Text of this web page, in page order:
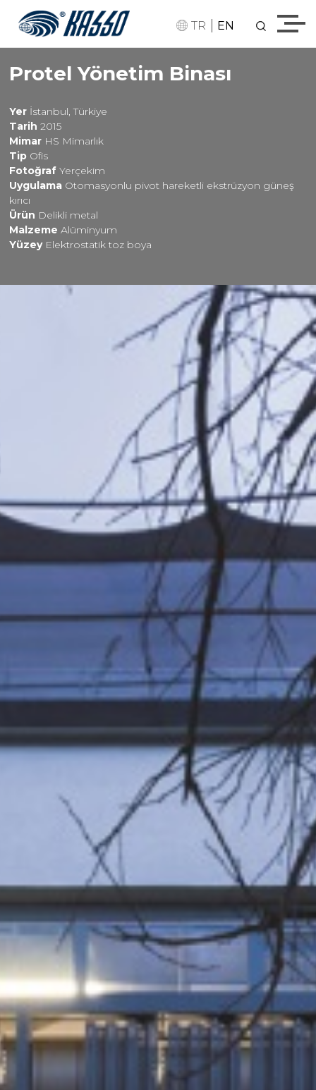
TR | EN
Protel Yönetim Binası
Yer İstanbul, Türkiye
Tarih 2015
Mimar HS Mimarlık
Tip Ofis
Fotoğraf Yerçekim
Uygulama Otomasyonlu pivot hareketli ekstrüzyon güneş
kırıcı
Ürün Delikli metal
Malzeme Alüminyum
YüzeyElektrostatik toz boya